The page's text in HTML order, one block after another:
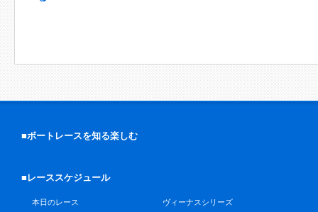
■ボートレースを知る楽しむ
■レーススケジュール
本日のレース
ヴィーナスシリーズ